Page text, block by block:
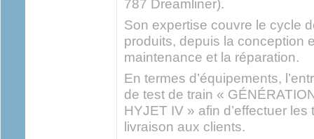
787 Dreamliner).
Son expertise couvre le cycle
produits, depuis la conception
maintenance et la réparation.
En termes d’équipements,
de test de train «
HYJET IV » afin d’effectuer
livraison aux clients.